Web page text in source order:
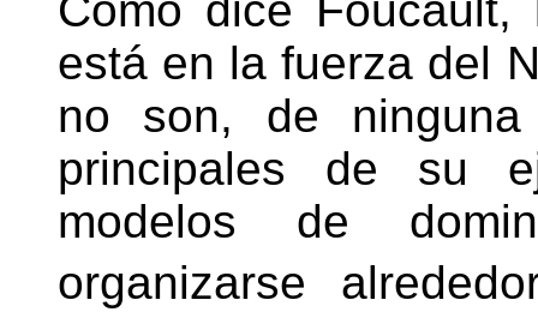
Como dice
está en la fuerza del
no son, de ninguna
principales de su
modelos de
organizarse